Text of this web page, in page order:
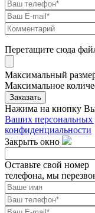
Перетащите сюда
Максимальный
Максимальное
Заказать
Нажима на кнопку Вы
Ваших
конфиденциальности
Закрыть окно
Оставьте свой номер
телефона, мы